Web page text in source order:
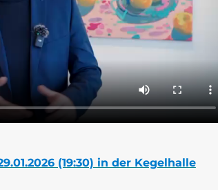
(19:30) in der Kegelhalle